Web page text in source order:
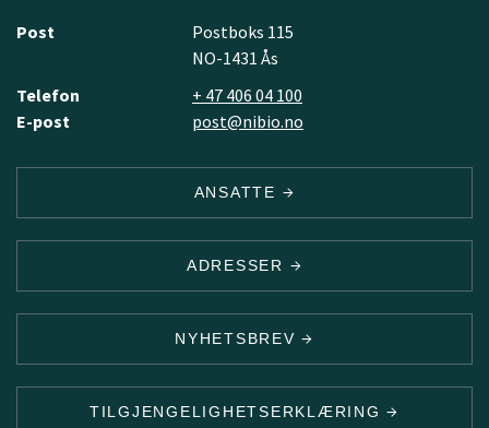
Post
Postboks 115
NO-1431 Ås
Telefon
+ 47 406 04 100
E-post
post@nibio.no
ANSATTE
ADRESSER
NYHETSBREV
TILGJENGELIGHETSERKLÆRING